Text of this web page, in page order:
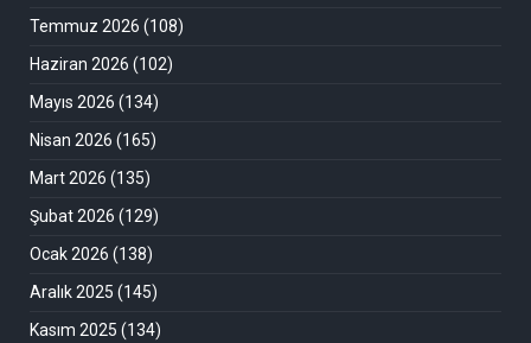
Temmuz 2026 (108)
Haziran 2026 (102)
Mayıs 2026 (134)
Nisan 2026 (165)
Mart 2026 (135)
Şubat 2026 (129)
Ocak 2026 (138)
Aralık 2025 (145)
Kasım 2025 (134)